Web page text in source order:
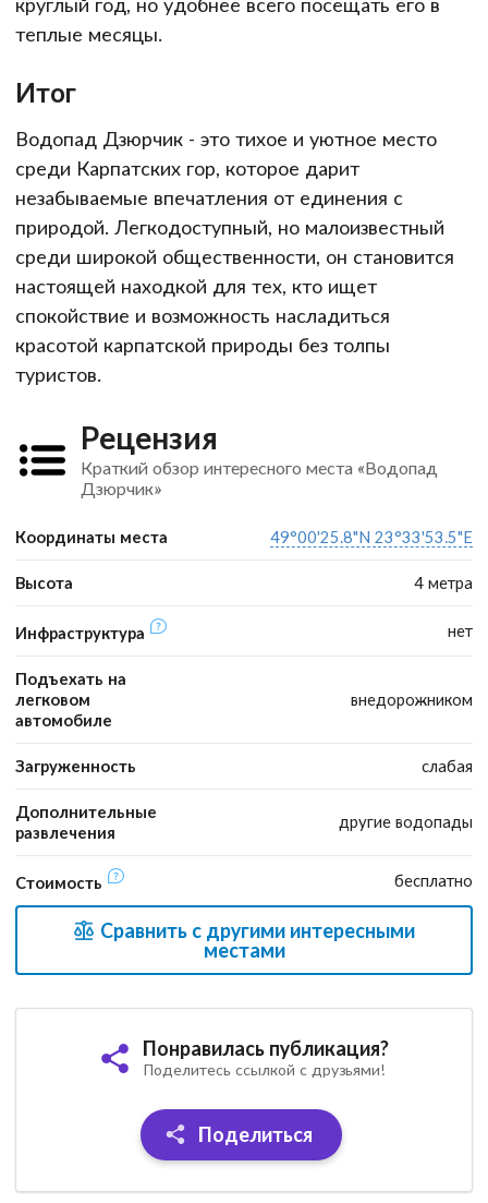
теплые месяцы.
Итог
Водопад Дзюрчик - это тихое и уютное место
среди Карпатских гор, которое дарит
незабываемые впечатления от единения с
природой. Легкодоступный, но малоизвестный
среди широкой общественности, он становится
настоящей находкой для тех, кто ищет
спокойствие и возможность насладиться
красотой карпатской природы без толпы
туристов.
Рецензия
Краткий обзор интересного места «Водопад
Дзюрчик»
Координаты места 49°00'25.8"N 23°33'53.5"E
Высота 4 метра
Инфраструктура нет
Подъехать на
легковом
автомобиле
внедорожником
Загруженность слабая
Дополнительные
развлечения
другие водопады
Стоимость бесплатно
Сравнить с другими интересными
местами
Понравилась публикация?
Поделитесь ссылкой с друзьями!
Поделиться